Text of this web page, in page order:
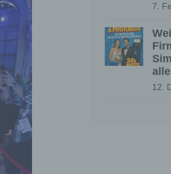
7.
12.